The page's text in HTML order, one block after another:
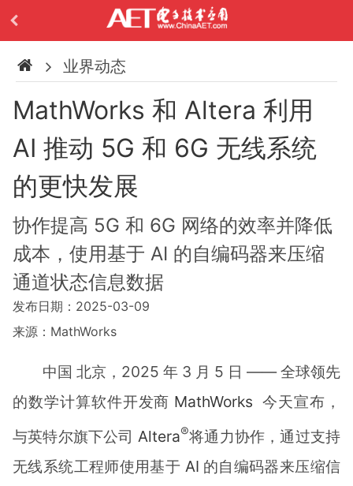
业界动态
MathWorks 和 Altera 利用
AI 推动 5G 和 6G 无线系统
的更快发展
协作提高 5G 和 6G 网络的效率并降低
成本，使用基于 AI 的自编码器来压缩
通道状态信息数据
发布日期：2025-03-09
来源：MathWorks
中国 北京，2025 年 3 月 5 日 —— 全球领先
的数学计算软件开发商 MathWorks 今天宣布，
与英特尔旗下公司 Altera®将通力协作，通过支持
无线系统工程师使用基于 AI 的自编码器来压缩信